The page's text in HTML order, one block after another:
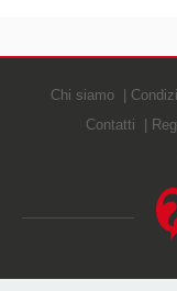
Chi siamo
Contatti